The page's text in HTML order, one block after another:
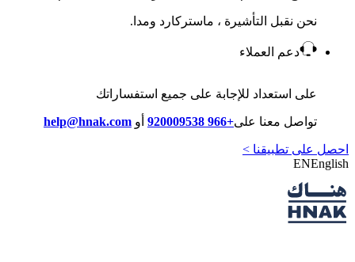
نحن نقبل التأشيرة ، ماستركارد ومدا.
دعم العملاء
على استعداد للإجابة على جميع استفساراتك
تواصل معنا على+966 920009538 أو help@hnak.com
احصل على تطبيقنا >
ENEnglish